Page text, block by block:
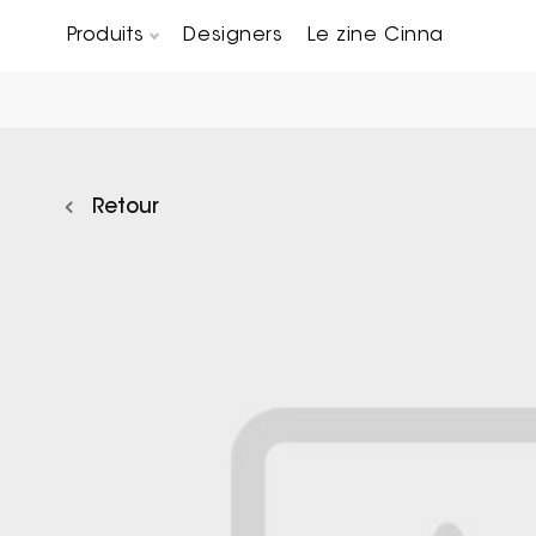
Produits Designers Le zine Cinna
Retour